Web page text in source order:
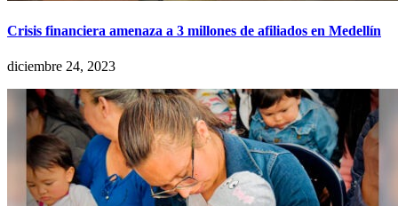
Crisis financiera amenaza a 3 millones de afiliados en Medellín
diciembre 24, 2023